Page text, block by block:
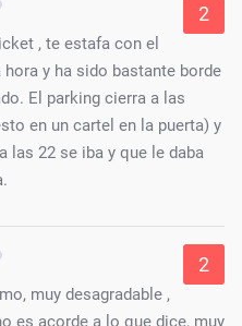
2
, te estafa con el
hora y ha sido bastante borde
El parking cierra a las
en un cartel en la puerta) y
las 22 se iba y que le daba
2
muy desagradable ,
es acorde a lo que dice, muy